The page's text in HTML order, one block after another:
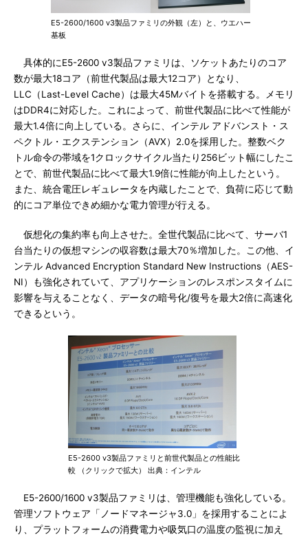
E5-2600/1600 v3製品ファミリの外観（左）と、ウエハー
基板
具体的にE5-2600 v3製品ファミリは、ソケットあたりのコア
数が最大18コア（前世代製品は最大12コア）となり、
LLC（Last-Level Cache）は最大45Mバイトを搭載する。メモリ
はDDR4に対応した。これによって、前世代製品に比べて性能が
最大1.4倍に向上している。さらに、インテル アドバンスト・ス
ペクトル・エクステンション（AVX）2.0を採用した。整数ベク
トル命令の帯域を1クロックサイクル当たり256ビット幅にしたこ
とで、前世代製品に比べて最大1.9倍に性能が向上したという。
また、統合電圧レギュレータを内蔵したことで、負荷に応じて動
的にコア単位できめ細かな電力管理が行える。
仮想化の集約率も向上させた。全世代製品に比べて、サーバ1
台当たりの仮想マシンの収容数は最大70％増加した。この他、イ
ンテル Advanced Encryption Standard New Instructions（AES-
NI）も強化されていて、アプリケーションのレスポンスタイムに
影響を与えることなく、データの暗号化/復号を最大2倍に高速化
できるという。
E5-2600 v3製品ファミリと前世代製品との性能比
較 （クリックで拡大） 出典：インテル
E5-2600/1600 v3製品ファミリは、管理機能も強化している。
管理ソフトウェア「ノードマネージャ3.0」を採用することによ
り、プラットフォームの消費電力や吸気口の温度の監視に加え